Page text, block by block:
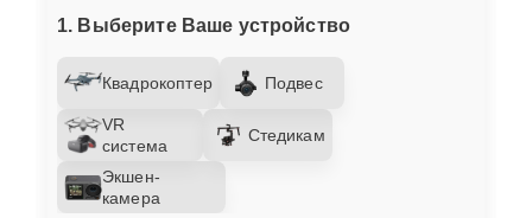
1. Выберите Ваше устройство
Квадрокоптер Подвес
VR
система
Стедикам
Экшен-
камера